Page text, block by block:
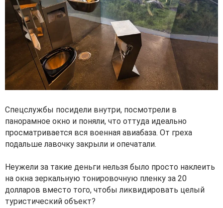
Спецслужбы посидели внутри, посмотрели в
панорамное окно и поняли, что оттуда идеально
просматривается вся военная авиабаза. От греха
подальше лавочку закрыли и опечатали.
Неужели за такие деньги нельзя было просто наклеить
на окна зеркальную тонировочную пленку за 20
долларов вместо того, чтобы ликвидировать целый
туристический объект?